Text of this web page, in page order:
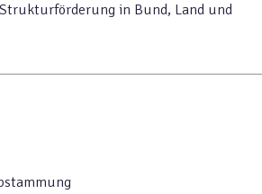
in Bund, Land und